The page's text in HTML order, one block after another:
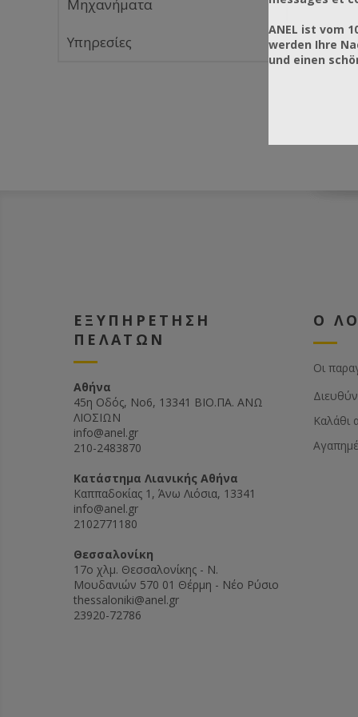
Μηχανήματα
Υπηρεσίες
ΕΞΥΠΗΡΕΤΗΣΗ
ΠΕΛΑΤΩΝ
Αθήνα
45η Οδός, Νο6, 13341 ΒΙΟ.ΠΑ. ΑΝΩ
ΛΙΟΣΙΩΝ
info@anel.gr
210-2483870
Kατάστημα Λιανικής Αθήνα
Καππαδοκίας 1, Άνω Λιόσια, 13341
info@anel.gr
2102771180
Θεσσαλονίκη
17ο χλμ. Θεσσαλονίκης - Ν.
Μουδανιών 570 01 Θέρμη - Νέο Ρύσιο
thessaloniki@anel.gr
23920-72786
Ο
Οι
Καλάθι
ANEL ist vom
werden Ihre
und einen